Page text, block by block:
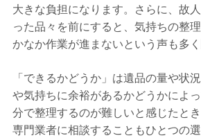
大きな負担になります。さらに、故
った品々を前にすると、気持ちの整
かなか作業が進まないという声も多く
「できるかどうか」は遺品の量や状
や気持ちに余裕があるかどうかによ
分で整理するのが難しいと感じたと
専門業者に相談することもひとつの